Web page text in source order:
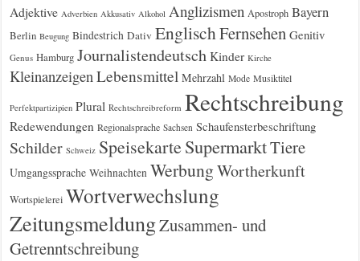
Adjektive Adverbien Akkusativ Alkohol Anglizismen Apostroph Bayern
Berlin Beugung Bindestrich Dativ EnglischFernsehen Genitiv
Genus Hamburg Journalistendeutsch Kinder Kirche
KleinanzeigenLebensmittel Mehrzahl Mode Musiktitel
Perfektpartizipien Plural Rechtschreibreform Rechtschreibung
Redewendungen Regionalsprache Sachsen Schaufensterbeschriftung
Schilder Schweiz Speisekarte SupermarktTiere
Umgangssprache Weihnachten WerbungWortherkunft
Wortspielerei Wortverwechslung
ZeitungsmeldungZusammen- und
Getrenntschreibung